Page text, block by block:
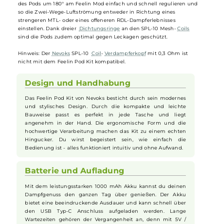
Die magnetisch fixierten FeelinPods haben ein ergonomisch
geformtes Mundstückaus lippenfreundlichem TPE und eine
transparente Tankeinheit aus hochwertigem PCTG, die bis zu 2,8 ml
Liquidfassen kann. Das Liquidgelangt über eine seitliche Füllung
mit Silikondichtung bequem in das Innere der
auf die dampf- und geschmacksintensiven SPL-10 Mesh- Coils
sind dank Push & Pull System einfach zu wechseln und stehen mit
für ein klassisches MTL/Backdampfverhalten zur Auswahl. Je nach
gewünschtem Zugverhalten lässt sich der Luftstrom durch Drehen
des Pods um 180° am Feelin Mod einfach und schnell regulieren
so die Zwei-Wege-Luftströmung entweder in Richtung eines
strengeren MTL- oder eines offeneren RDL-Dampferlebnisses
einstellen. Dank dreier Dichtungsringean den SPL-10 Mesh-
sind die Pods zudem optimal gegen Leckagen geschützt.
Hinweis: DerNevoksSPL-10 Coil - Verdampferkopfmit 0,3 Ohm ist
Design und Handhabung
Das Feelin Pod Kit von Nevoks besticht durch sein modernes
und stylisches Design. Durch die kompakte und leichte
Bauweise passt es perfekt in jede Tasche und liegt